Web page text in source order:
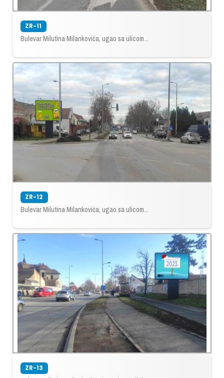
ZR-11
Bulevar Milutina Milankovića, ugao sa ulicom...
ZR-12
Bulevar Milutina Milankovića, ugao sa ulicom...
ZR-13